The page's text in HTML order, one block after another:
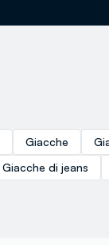
Giacche
Giacche di jeans